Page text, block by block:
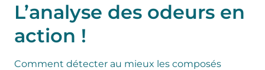
L’analyse des odeurs en
action !
Comment détecter au mieux les composés